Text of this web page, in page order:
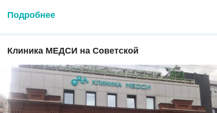
Подробнее
Клиника МЕДСИ на Советской